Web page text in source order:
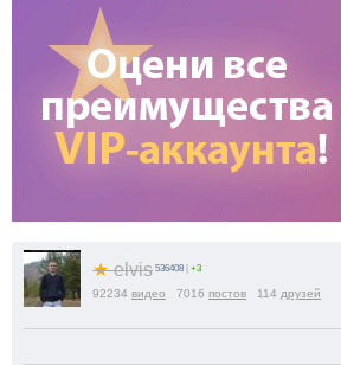
★elvis 536408 +3
92234 видео 7016 постов 114 друзей